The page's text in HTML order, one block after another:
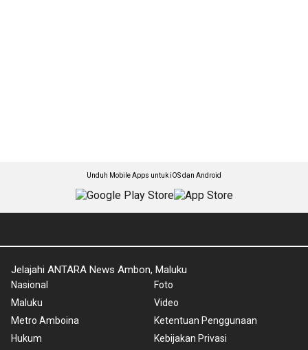
Unduh Mobile Apps untuk iOS dan Android
Jelajahi ANTARA News Ambon, Maluku
Nasional
Maluku
Metro Amboina
Hukum
Foto
Video
Ketentuan Penggunaan
Kebijakan Privasi